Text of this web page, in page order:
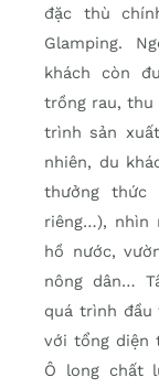
đặc thù
Glamping.
khách còn
trồng rau, thu
trình sản
nhiên, du
thưởng thức
riêng…), nhìn
hồ nước,
nông dân…
quá trình đầu
với tổng diện
Ô long chất